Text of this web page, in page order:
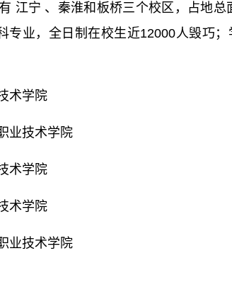
江宁 、秦淮和板桥三个校区，占地总
专业，全日制在校生近12000人毁巧
术学院
业技术学院
术学院
术学院
业技术学院